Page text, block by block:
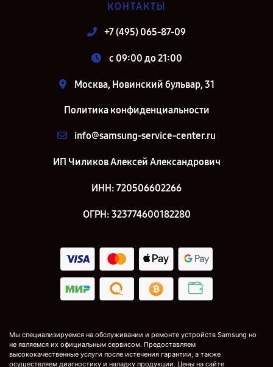
КОНТАКТЫ
+7 (495) 065-87-09
c 09:00 до 21:00
Москва, Новинский бульвар, 31
Политика конфиденциальности
info@samsung-service-center.ru
ИП Чиликов Алексей Александрович
ИНН: 720506602266
ОГРН: 323774600182280
Мы специализируемся на обслуживании и ремонте устройств Samsung но
не являемся их официальным сервисом. Предоставляем
высококачественные услуги после истечения гарантии, а также
осуществляем диагностику и наладку продукции. Цены на сайте